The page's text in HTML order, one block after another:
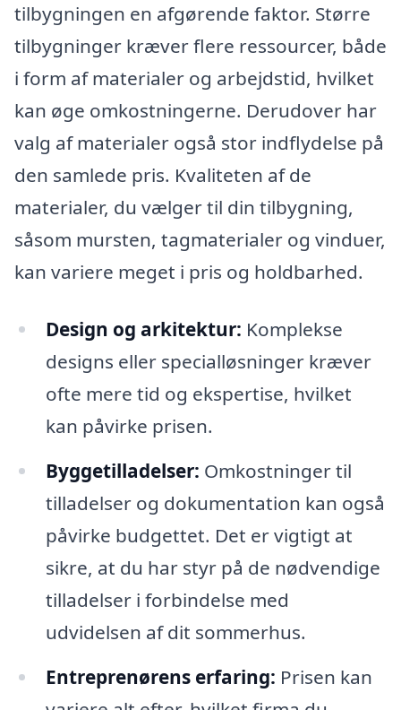
tilbygningen en afgørende faktor. Større
tilbygninger kræver flere ressourcer, både
i form af materialer og arbejdstid, hvilket
kan øge omkostningerne. Derudover har
valg af materialer også stor indflydelse på
den samlede pris. Kvaliteten af de
materialer, du vælger til din tilbygning,
såsom mursten, tagmaterialer og vinduer,
kan variere meget i pris og holdbarhed.
Design og arkitektur: Komplekse
designs eller specialløsninger kræver
ofte mere tid og ekspertise, hvilket
kan påvirke prisen.
Byggetilladelser: Omkostninger til
tilladelser og dokumentation kan også
påvirke budgettet. Det er vigtigt at
sikre, at du har styr på de nødvendige
tilladelser i forbindelse med
udvidelsen af dit sommerhus.
Entreprenørens erfaring: Prisen kan